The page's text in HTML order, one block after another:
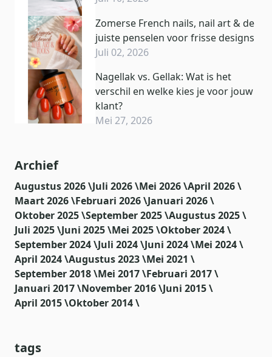
Zomerse French nails, nail art & de
juiste penselen voor frisse designs
Juli 02, 2026
Nagellak vs. Gellak: Wat is het
verschil en welke kies je voor jouw
klant?
Mei 27, 2026
Archief
Augustus 2026 \Juli 2026 \Mei 2026 \April 2026 \
Maart 2026 \Februari 2026 \Januari 2026 \
Oktober 2025 \September 2025 \Augustus 2025 \
Juli 2025 \Juni 2025 \Mei 2025 \Oktober 2024 \
September 2024 \Juli 2024 \Juni 2024 \Mei 2024 \
April 2024 \Augustus 2023 \Mei 2021 \
September 2018 \Mei 2017 \Februari 2017 \
Januari 2017 \November 2016 \Juni 2015 \
April 2015 \Oktober 2014 \
tags